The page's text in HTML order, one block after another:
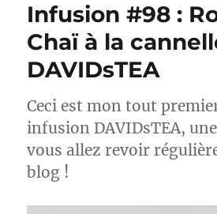
Infusion #98 :
Chaï à la
DAVIDsTEA
Ceci est mon tout
infusion DAVIDsTEA,
vous allez revoir
blog !